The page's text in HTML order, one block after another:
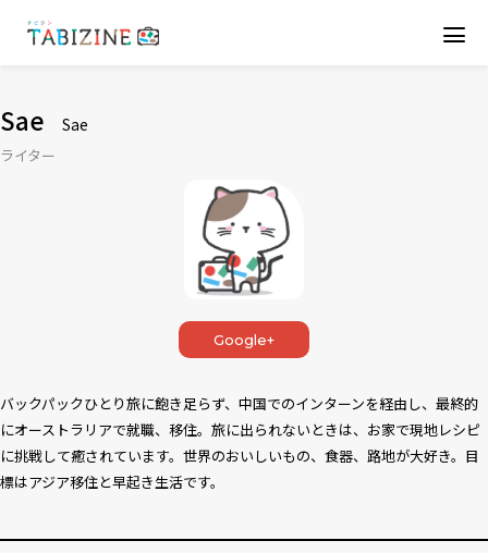
Google+
Sae Sae
ライター
バックパックひとり旅に飽き足らず、中国でのインターンを経由し、最終的
にオーストラリアで就職、移住。旅に出られないときは、お家で現地レシピ
に挑戦して癒されています。世界のおいしいもの、食器、路地が大好き。目
標はアジア移住と早起き生活です。